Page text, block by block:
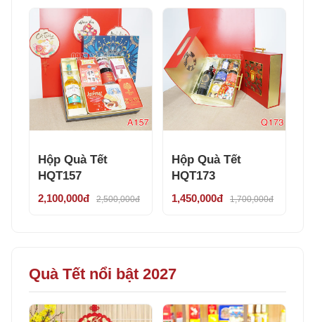
Hộp Quà Tết
HQT157
2,100,000đ 2,500,000đ
Hộp Quà Tết
HQT173
1,450,000đ 1,700,000đ
Quà Tết nổi bật 2027